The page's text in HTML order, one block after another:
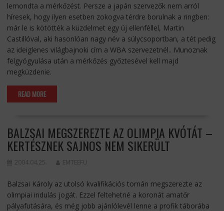
lemondta a mérkőzést. Persze a japán szervezők nem arról
híresek, hogy ilyen esetben zokogva térdre borulnak a ringben:
már le is kötötték a küzdelmet egy új ellenféllel, Martin
Castillóval, aki hasonlóan nagy név a súlycsoportban, a tét pedig
az ideiglenes világbajnoki cím a WBA szervezetnél.. Munoznak
felgyógyulása után a mérkőzés győztesével kell majd
megküzdenie.
READ MORE
BALZSAI MEGSZEREZTE AZ OLIMPIA KVÓTÁT –
KERTÉSZNEK SAJNOS NEM SIKERÜLT
2004.04.25. EMTEEFU
Balzsai Károly az utolsó kvalifikációs tornán megszerezte az
olimpiai indulás jogát. Ezzel feltehetné a koronát amatőr
pályafutására, és még jobb ajánlólevél lenne a profik táborába